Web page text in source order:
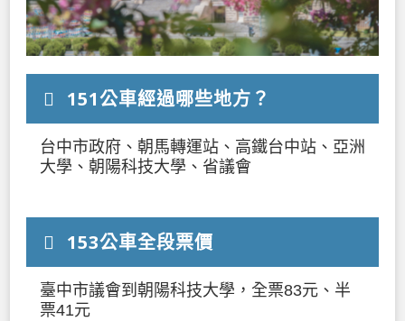
151公車經過哪些地方？
台中市政府、朝馬轉運站、高鐵台中站、亞洲
大學、朝陽科技大學、省議會
153公車全段票價
臺中市議會到朝陽科技大學，全票83元、半
票41元